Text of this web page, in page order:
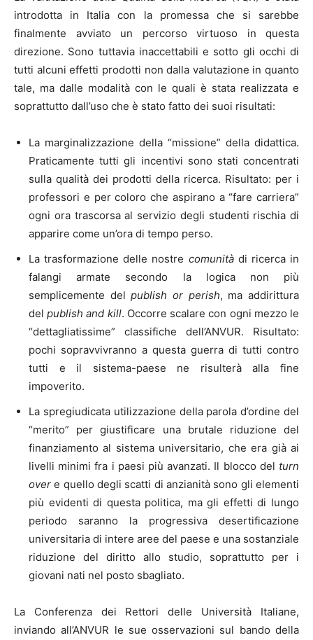
introdotta in Italia con la promessa che si sarebbe
finalmente avviato un percorso virtuoso in questa
direzione. Sono tuttavia inaccettabili e sotto gli occhi di
tutti alcuni effetti prodotti non dalla valutazione in quanto
tale, ma dalle modalità con le quali è stata realizzata e
soprattutto dall’uso che è stato fatto dei suoi risultati:
La marginalizzazione della “missione” della didattica.
Praticamente tutti gli incentivi sono stati concentrati
sulla qualità dei prodotti della ricerca. Risultato: per i
professori e per coloro che aspirano a “fare carriera”
ogni ora trascorsa al servizio degli studenti rischia di
apparire come un’ora di tempo perso.
La trasformazione delle nostre comunitàdi ricerca in
falangi armate secondo la logica non più
semplicemente delpublish or perish, ma addirittura
delpublish and kill. Occorre scalare con ogni mezzo le
“dettagliatissime” classifiche dell’ANVUR. Risultato:
pochi sopravvivranno a questa guerra di tutti contro
tutti e il sistema-paese ne risulterà alla fine
impoverito.
La spregiudicata utilizzazione della parola d’ordine del
“merito” per giustificare una brutale riduzione del
finanziamento al sistema universitario, che era già ai
livelli minimi fra i paesi più avanzati. Il blocco del turn
over e quello degli scatti di anzianità sono gli elementi
più evidenti di questa politica, ma gli effetti di lungo
periodo saranno la progressiva desertificazione
universitaria di intere aree del paese e una sostanziale
riduzione del diritto allo studio, soprattutto per i
giovani nati nel posto sbagliato.
La Conferenza dei Rettori delle Università Italiane,
inviando all’ANVUR le sue osservazioni sul bando della